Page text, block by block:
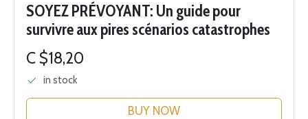
SOYEZ PRÉVOYANT: Un guide pour
survivre aux pires scénarios catastrophes
C $18,20
in stock
BUY NOW